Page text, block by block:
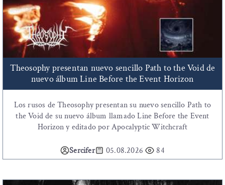
Theosophy presentan nuevo sencillo Path to the Void de
nuevo álbum Line Before the Event Horizon
Los rusos de Theosophy presentan su nuevo sencillo Path to
the Void de su nuevo álbum llamado Line Before the Event
Horizon y editado por Apocalyptic Witchcraft
Sercifer 05.08.2026 84